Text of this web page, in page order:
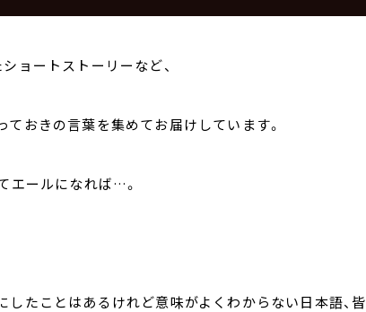
ョートストーリーなど、
おきの言葉を集めてお届けしています。
エールになれば…。
ことはあるけれど意味がよくわからない日本語、皆